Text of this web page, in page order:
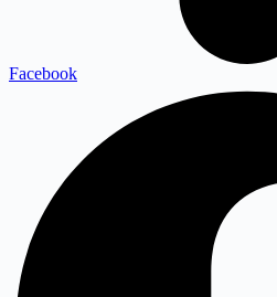
Facebook